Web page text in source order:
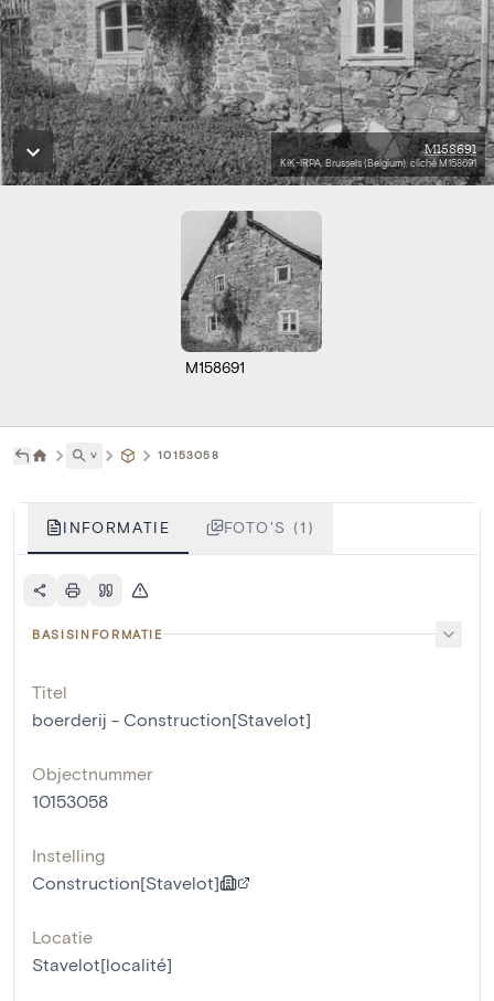
M158691
KIK-IRPA, Brussels (Belgium), cliché M158691
M158691
˅ 10153058
INFORMATIE FOTO'S (1)
BASISINFORMATIE
Titel
boerderij - Construction[Stavelot]
Objectnummer
10153058
Instelling
Construction[Stavelot]
Locatie
Stavelot[localité]